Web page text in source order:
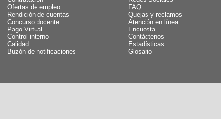
Ofertas de empleo
Rendición de cuentas
Concurso docente
Pago Virtual
Control interno
Calidad
Buzón de notificaciones
FAQ
Quejas y reclamos
Atención en línea
Encuesta
Contáctenos
Estadísticas
Glosario